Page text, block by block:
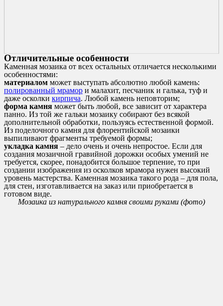
Отличительные особенности
Каменная мозаика от всех остальных отличается несколькими
особенностями:
материалом может выступать абсолютно любой камень:
полированный мрамор и малахит, песчаник и галька, туф и
даже осколки кирпича. Любой камень неповторим;
форма камня может быть любой, все зависит от характера
панно. Из той же гальки мозаику собирают без всякой
дополнительной обработки, пользуясь естественной формой.
Из поделочного камня для флорентийской мозаики
выпиливают фрагменты требуемой формы;
укладка камня – дело очень и очень непростое. Если для
создания мозаичной гравийной дорожки особых умений не
требуется, скорее, понадобится большое терпение, то при
создании изображения из осколков мрамора нужен высокий
уровень мастерства. Каменная мозаика такого рода – для пола,
для стен, изготавливается на заказ или приобретается в
готовом виде.
Мозаика из натурального камня своими руками (фото)